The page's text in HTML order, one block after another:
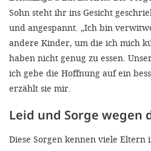
Sohn steht ihr ins Gesicht
und angespannt. „Ich bin
andere Kinder, um die ich mich
haben nicht genug zu essen.
ich gebe die Hoffnung auf ein
erzählt sie mir.
Leid und Sorge wegen
Diese Sorgen kennen viele